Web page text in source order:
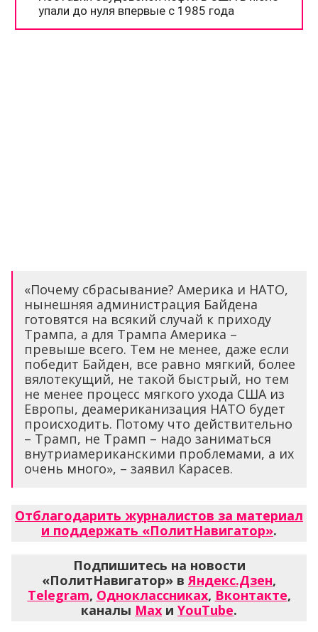
«Почему сбрасывание? Америка и НАТО,
нынешняя администрация Байдена
готовятся на всякий случай к приходу
Трампа, а для Трампа Америка –
превыше всего. Тем не менее, даже если
победит Байден, все равно мягкий, более
вялотекущий, не такой быстрый, но тем
не менее процесс мягкого ухода США из
Европы, деамериканизация НАТО будет
происходить. Потому что действительно
– Трамп, не Трамп – надо заниматься
внутриамериканскими проблемами, а их
очень много», – заявил Карасев.
Отблагодарить журналистов за материал
и поддержать «ПолитНавигатор».
Подпишитесь на новости
«ПолитНавигатор» в Яндекс.Дзен,
Telegram, Одноклассниках, Вконтакте,
каналы Max и YouTube.